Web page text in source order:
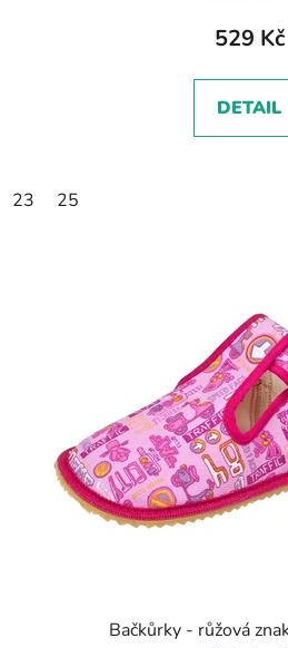
529 Kč
DETAIL
23 25
Bačkůrky - růžová